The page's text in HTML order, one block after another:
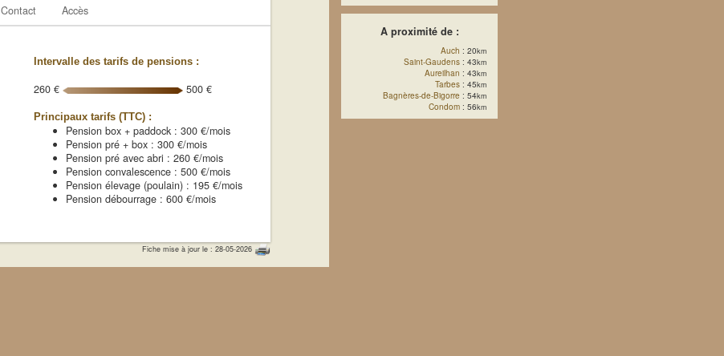
Contact Accès
Intervalle des tarifs de pensions :
260 € 500 €
Principaux tarifs (TTC) :
Pension box + paddock : 300 €/mois
Pension pré + box : 300 €/mois
Pension pré avec abri : 260 €/mois
Pension convalescence : 500 €/mois
Pension élevage (poulain) : 195 €/mois
Pension débourrage : 600 €/mois
Fiche mise à jour le : 28-05-2026
A proximité de :
Auch : 20km
Saint-Gaudens : 43km
Aureilhan : 43km
Tarbes : 45km
Bagnères-de-Bigorre : 54km
Condom : 56km